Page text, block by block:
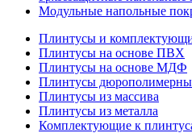
Модульные напольные
Плинтусы и
Плинтусы на основе ПВХ
Плинтусы на основе МДФ
Плинтусы
Плинтусы из массива
Плинтусы из металла
Комплектующие к